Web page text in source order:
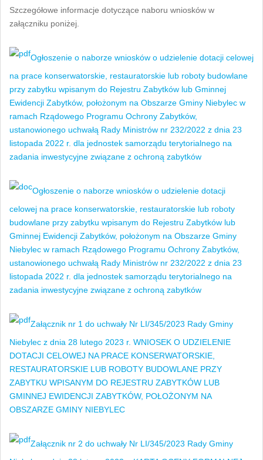
Szczegółowe informacje dotyczące naboru wniosków w
załączniku poniżej.
Ogłoszenie o naborze wniosków o udzielenie dotacji celowej
na prace konserwatorskie, restauratorskie lub roboty budowlane
przy zabytku wpisanym do Rejestru Zabytków lub Gminnej
Ewidencji Zabytków, położonym na Obszarze Gminy Niebylec w
ramach Rządowego Programu Ochrony Zabytków,
ustanowionego uchwałą Rady Ministrów nr 232/2022 z dnia 23
listopada 2022 r. dla jednostek samorządu terytorialnego na
zadania inwestycyjne związane z ochroną zabytków
Ogłoszenie o naborze wniosków o udzielenie dotacji
celowej na prace konserwatorskie, restauratorskie lub roboty
budowlane przy zabytku wpisanym do Rejestru Zabytków lub
Gminnej Ewidencji Zabytków, położonym na Obszarze Gminy
Niebylec w ramach Rządowego Programu Ochrony Zabytków,
ustanowionego uchwałą Rady Ministrów nr 232/2022 z dnia 23
listopada 2022 r. dla jednostek samorządu terytorialnego na
zadania inwestycyjne związane z ochroną zabytków
Załącznik nr 1 do uchwały Nr LI/345/2023 Rady Gminy
Niebylec z dnia 28 lutego 2023 r. WNIOSEK O UDZIELENIE
DOTACJI CELOWEJ NA PRACE KONSERWATORSKIE,
RESTAURATORSKIE LUB ROBOTY BUDOWLANE PRZY
ZABYTKU WPISANYM DO REJESTRU ZABYTKÓW LUB
GMINNEJ EWIDENCJI ZABYTKÓW, POŁOŻONYM NA
OBSZARZE GMINY NIEBYLEC
Załącznik nr 2 do uchwały Nr LI/345/2023 Rady Gminy